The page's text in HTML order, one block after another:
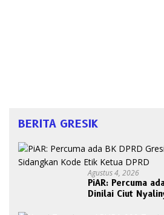
BERITA GRESIK
Agustus 4, 2026
PiAR: Percuma
Dinilai Ciut